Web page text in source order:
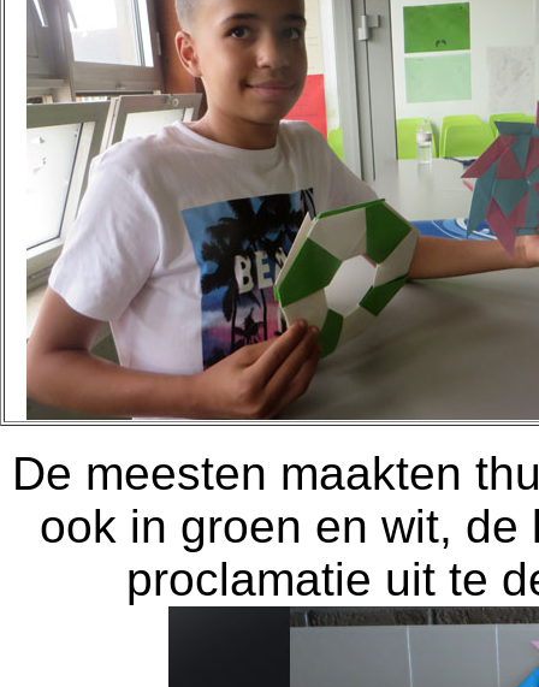
De meesten maakten
ook in groen en wit,
proclamatie uit te